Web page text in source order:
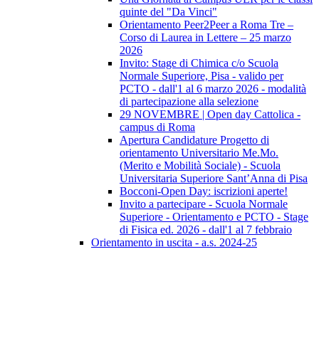
quinte del "Da Vinci"
Orientamento Peer2Peer a Roma Tre –
Corso di Laurea in Lettere – 25 marzo
2026
Invito: Stage di Chimica c/o Scuola
Normale Superiore, Pisa - valido per
PCTO - dall'1 al 6 marzo 2026 - modalità
di partecipazione alla selezione
29 NOVEMBRE | Open day Cattolica -
campus di Roma
Apertura Candidature Progetto di
orientamento Universitario Me.Mo.
(Merito e Mobilità Sociale) - Scuola
Universitaria Superiore Sant’Anna di Pisa
Bocconi-Open Day: iscrizioni aperte!
Invito a partecipare - Scuola Normale
Superiore - Orientamento e PCTO - Stage
di Fisica ed. 2026 - dall'1 al 7 febbraio
Orientamento in uscita - a.s. 2024-25